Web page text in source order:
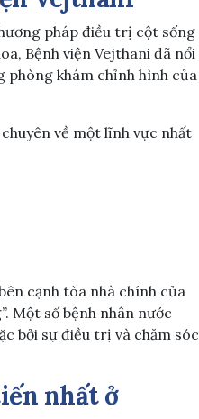
pháp điều trị cột sống
Bệnh viện Vejthani đã nổi
phòng khám chỉnh hình của
về một lĩnh vực nhất
cạnh tòa nhà chính của
Một số bệnh nhân nước
bởi sự điều trị và chăm sóc
nhất ở